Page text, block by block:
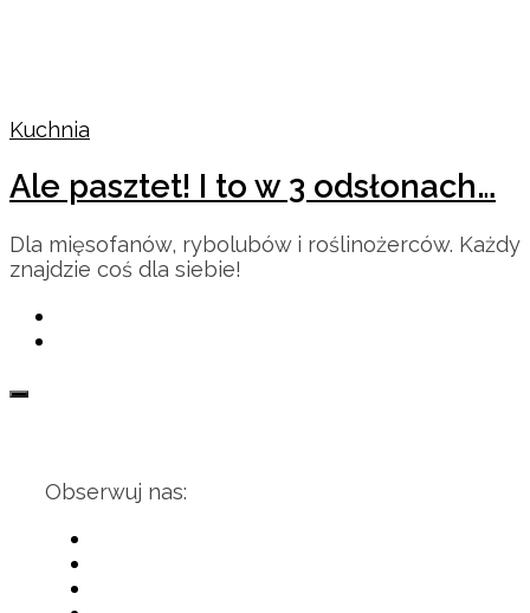
Kuchnia
Ale pasztet! I to w 3 odsłonach…
Dla mięsofanów, rybolubów i roślinożerców. Każdy
znajdzie coś dla siebie!
Obserwuj nas: